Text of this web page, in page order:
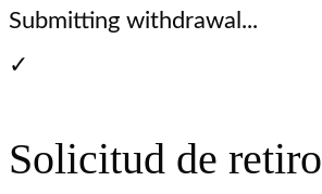
Submitting withdrawal...
✓
Solicitud de retiro